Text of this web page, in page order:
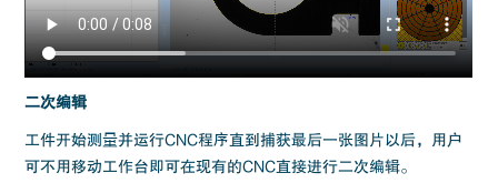
二次编辑
工件开始测量并运行CNC程序直到捕获最后一张图片以后，用户
可不用移动工作台即可在现有的CNC直接进行二次编辑。